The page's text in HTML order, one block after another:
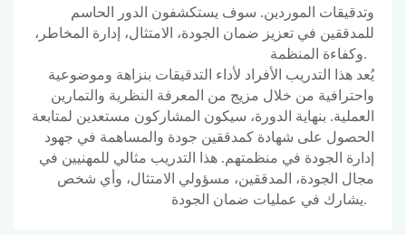
وتدقيقات الموردين. سوف يستكشفون الدور الحاسم
للمدققين في تعزيز ضمان الجودة، الامتثال، إدارة المخاطر،
وكفاءة المنظمة.
يُعد هذا التدريب الأفراد لأداء التدقيقات بنزاهة وموضوعية
واحترافية من خلال مزيج من المعرفة النظرية والتمارين
العملية. بنهاية الدورة، سيكون المشاركون مستعدين لمتابعة
الحصول على شهادة كمدققين جودة والمساهمة في جهود
إدارة الجودة في منظمتهم. هذا التدريب مثالي للمهنيين في
مجال الجودة، المدققين، مسؤولي الامتثال، وأي شخص
يشارك في عمليات ضمان الجودة.